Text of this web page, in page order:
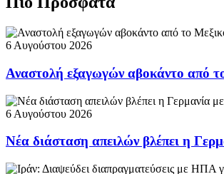
6 Αυγούστου 2026
Αναστολή εξαγωγών αβοκάντο από
6 Αυγούστου 2026
Νέα διάσταση απειλών βλέπει η